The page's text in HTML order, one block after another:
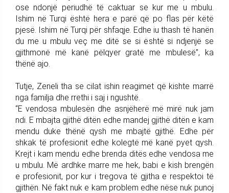
ose ndonjë periudhë të caktuar se kur me u mbulu.
Ishim në Turqi është hera e parë që po flas për këtë
pjesë. Ishim në Turqi për shfaqje. Edhe iu thash të hanën
du me u mbulu veç me ditë se si është si ndjenjë se
gjithmonë më kanë pëlqyer gratë me mbulesë”, ka
thënë ajo.
Tutje, Zeneli tha se cilat ishin reagimet që kishte marrë
nga familja dhe rrethi i saj i ngushtë.
“E vendosa mbulesën dhe asnjëherë më mirë nuk jam
ndi. E mbajta gjithë ditën edhe mandej gjithë ditën e kam
mendu duke thënë qysh me mbajtë gjithë. Edhe për
shkak të profesionit edhe kolegtë më kanë pyet qysh.
Krejt i kam mendu edhe brenda ditës edhe vendosa me
u mbulu. Më ardhke marre me hek, babi e kish brengën
e profesionit, por kur i tregova të gjitha e respektoi të
gjithën. Në fakt nuk e kam problem edhe nëse nuk punoj